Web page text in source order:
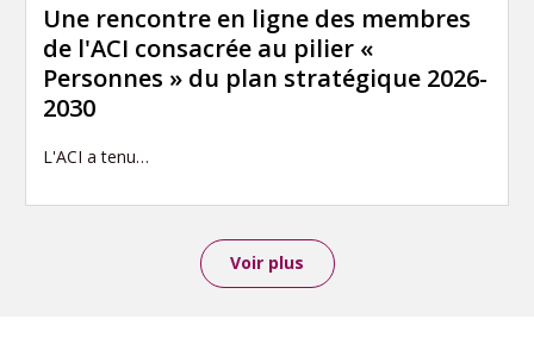
Une rencontre en ligne des membres
de l'ACI consacrée au pilier «
Personnes » du plan stratégique 2026-
2030
L'ACI a tenu…
Voir plus